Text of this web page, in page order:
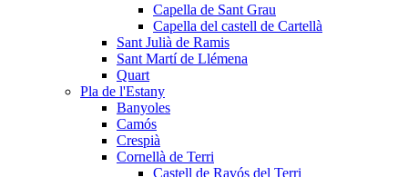
Capella de Sant Grau
Capella del castell de Cartellà
Sant Julià de Ramis
Sant Martí de Llémena
Quart
Pla de l'Estany
Banyoles
Camós
Crespià
Cornellà de Terri
Castell de Ravós del Terri